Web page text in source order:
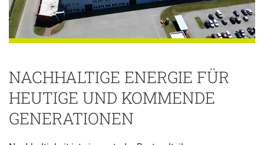
NACHHALTIGE ENERGIE FÜR
HEUTIGE UND KOMMENDE
GENERATIONEN